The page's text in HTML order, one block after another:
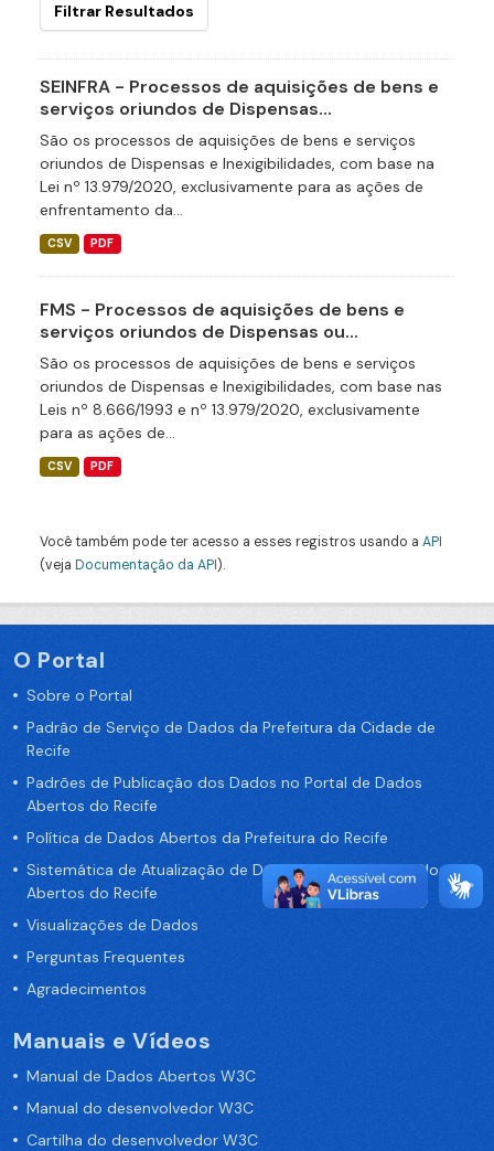
Filtrar Resultados
SEINFRA - Processos de aquisições de bens e
serviços oriundos de Dispensas...
São os processos de aquisições de bens e serviços
oriundos de Dispensas e Inexigibilidades, com base na
Lei nº 13.979/2020, exclusivamente para as ações de
enfrentamento da...
CSV PDF
FMS - Processos de aquisições de bens e
serviços oriundos de Dispensas ou...
São os processos de aquisições de bens e serviços
oriundos de Dispensas e Inexigibilidades, com base nas
Leis nº 8.666/1993 e nº 13.979/2020, exclusivamente
para as ações de...
CSV PDF
Você também pode ter acesso a esses registros usando a API
(veja Documentação da API).
O Portal
Sobre o Portal
Padrão de Serviço de Dados da Prefeitura da Cidade de
Recife
Padrões de Publicação dos Dados no Portal de Dados
Abertos do Recife
Política de Dados Abertos da Prefeitura do Recife
Sistemática de Atualização de Dados do Portal de Dados
Abertos do Recife
Visualizações de Dados
Perguntas Frequentes
Agradecimentos
Manuais e Vídeos
Manual de Dados Abertos W3C
Manual do desenvolvedor W3C
Cartilha do desenvolvedor W3C